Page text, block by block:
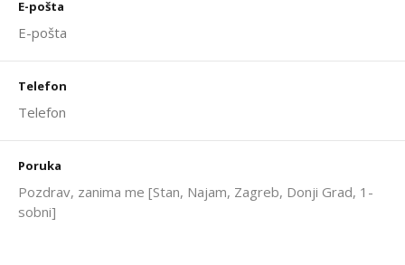
E-pošta
Telefon
Poruka